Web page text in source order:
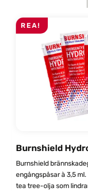
REA!
Burnshield
Burnshield
engångspåsar à 3,5
tea tree-olja som